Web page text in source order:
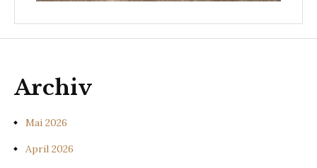
Archiv
Mai 2026
April 2026